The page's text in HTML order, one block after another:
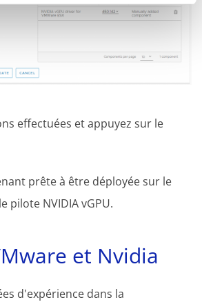
effectuées et appuyez sur le
prête à être déployée sur le
pilote NVIDIA vGPU.
et Nvidia
d'expérience dans la